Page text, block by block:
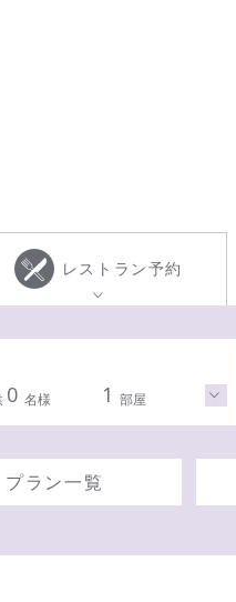
レストラン予約
0 名様 1 部屋
プラン一覧